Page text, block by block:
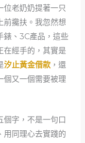
位老奶奶提著一只
前攙扶。我忽然想
錶、3C產品，這些
在經手的，其實是
汐止黃金借款，還
個又一個需要被理
個字，不是一句口
用同理心去實踐的